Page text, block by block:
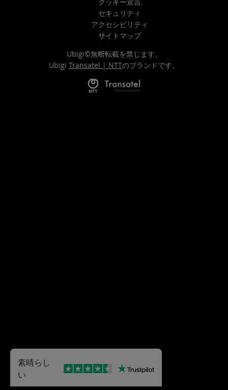
セキュリティ
アクセシビリティ
サイトマップ
Ubigi©無断転載を禁じます。
Ubigi Transatel | NTTのブランドです。
素晴らし
い